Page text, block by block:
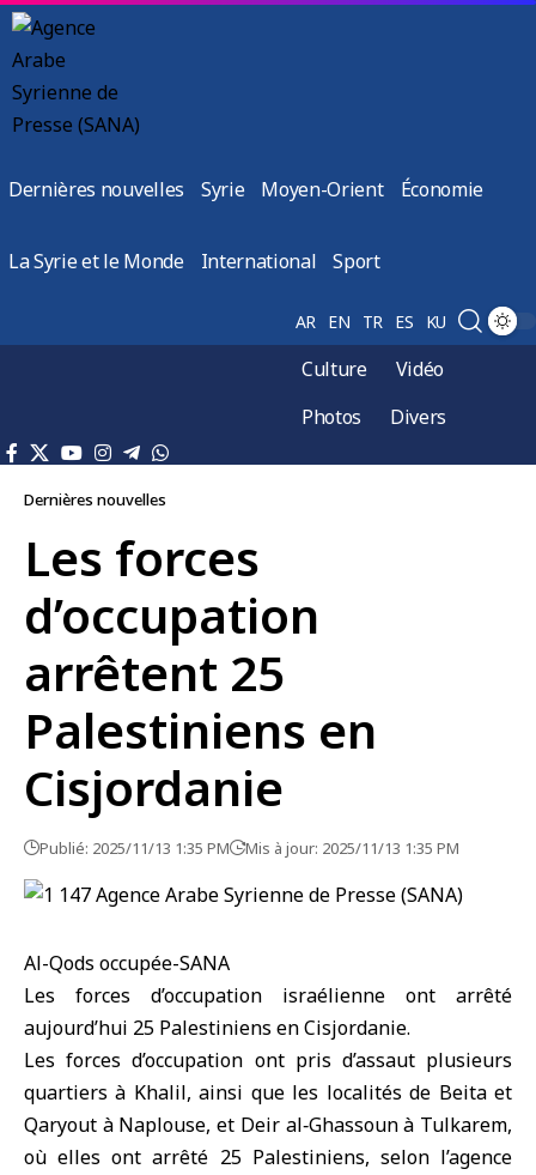
Dernières nouvelles Syrie Moyen-Orient Économie
La Syrie et le Monde International Sport
AR EN TR ES KU
Culture
Vidéo
Photos
Divers
Dernières nouvelles
Les forces
d’occupation
arrêtent 25
Palestiniens en
Cisjordanie
Publié: 2025/11/13 1:35 PM Mis à jour: 2025/11/13 1:35 PM
Al-Qods occupée-SANA
Les forces d’occupation israélienne ont arrêté
aujourd’hui 25 Palestiniens enCisjordanie.
Les forces d’occupation ont pris d’assaut plusieurs
quartiers à Khalil, ainsi que les localités de Beita et
Qaryout à Naplouse, et Deir al‑Ghassoun à Tulkarem,
où elles ont arrêté 25 Palestiniens, selon l’agence